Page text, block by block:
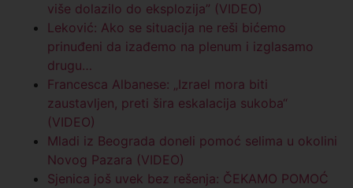
više dolazilo do eksplozija” (VIDEO)
Leković: Ako se situacija ne reši bićemo
prinuđeni da izađemo na plenum i izglasamo
drugu…
Francesca Albanese: „Izrael mora biti
zaustavljen, preti šira eskalacija sukoba“
(VIDEO)
Mladi iz Beograda doneli pomoć selima u okolini
Novog Pazara (VIDEO)
Sjenica još uvek bez rešenja: ČEKAMO POMOĆ